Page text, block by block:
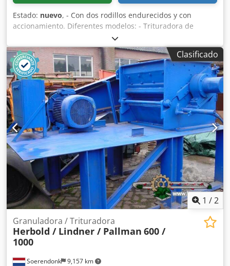
Estado: nuevo, - Con dos rodillos endurecidos y con
accionamiento. Diferentes modelos: - Trituradora de
cereales HQ1,5 (kW) - Trituradora de cereales HQ3 (kW)
Crodpfx Aeb Nviaok Aef - Trituradora de cereales HQ4 (kW)
- Trituradora de cereales HQ5,5 (kW) - Trituradora de
cereales HQ7,5 (kW) ¡Información más detallada disponible
bajo petición!
Clasificado
1 /2
Soerendonk 9,157 km
Granuladora / Trituradora
Herbold / Lindner / Pallman 600 /
1000